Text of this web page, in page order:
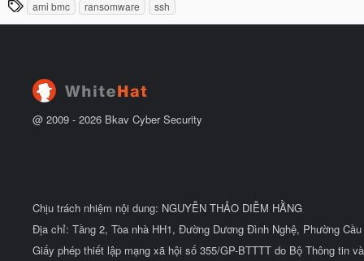
ầ
u
y
u
T
h
ami bmc ransomware ssh
@ 2009 - 2026 Bkav Cyber Security
Chịu trách nhiệm nội dung: NGUYỄN THẢO DIỄM HẰNG
Địa chỉ: Tầng 2, Tòa nhà HH1, Đường Dương Đình Nghệ, Phường
Giấy phép thiết lập mạng xã hội số 355/GP-BTTTT do Bộ Thông tin